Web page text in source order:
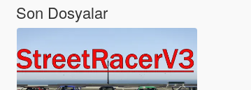
Son Dosyalar